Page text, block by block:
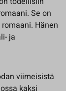
Se on
Hänen
ja
viimeisistä
kaksi